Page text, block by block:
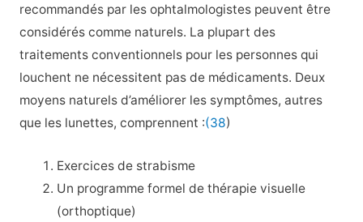
recommandés par les ophtalmologistes peuvent être
considérés comme naturels. La plupart des
traitements conventionnels pour les personnes qui
louchent ne nécessitent pas de médicaments. Deux
moyens naturels d’améliorer les symptômes, autres
que les lunettes, comprennent :(38)
Exercices de strabisme
Un programme formel de thérapie visuelle
(orthoptique)